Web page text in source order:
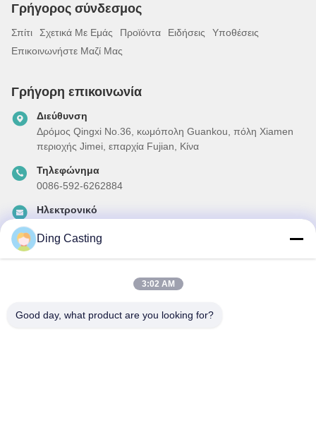
Γρήγορος σύνδεσμος
Σπίτι Σχετικά Με Εμάς Προϊόντα Ειδήσεις
Υποθέσεις
Επικοινωνήστε Μαζί Μας
Γρήγορη επικοινωνία
Διεύθυνση
Δρόμος Qingxi No.36, κωμόπολη Guankou, πόλη Xiamen
περιοχής Jimei, επαρχία Fujian, Κίνα
Τηλεφώνημα
0086-592-6262884
Ηλεκτρονικό
Συνδρομηθείτε στο ενημερωτικό μας δελτίο για εκπτώσεις και
πολλά άλλα.
Ding Casting
3:02 AM
Good day, what product are you looking for?